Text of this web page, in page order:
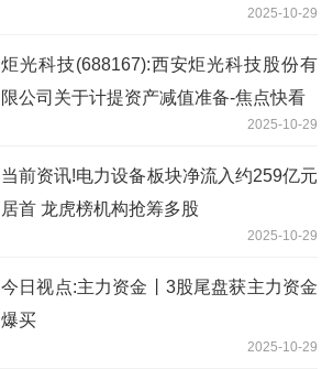
2025-10-29
炬光科技(688167):西安炬光科技股份有
限公司关于计提资产减值准备-焦点快看
2025-10-29
当前资讯!电力设备板块净流入约259亿元
居首 龙虎榜机构抢筹多股
2025-10-29
今日视点:主力资金丨3股尾盘获主力资金
爆买
2025-10-29